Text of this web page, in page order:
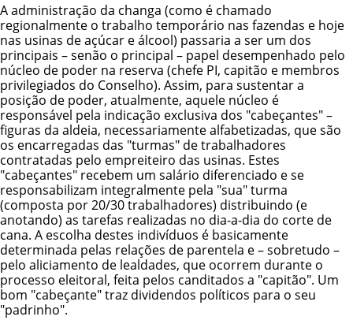
A administração da changa (como é chamado
regionalmente o trabalho temporário nas fazendas e hoje
nas usinas de açúcar e álcool) passaria a ser um dos
principais – senão o principal – papel desempenhado pelo
núcleo de poder na reserva (chefe PI, capitão e membros
privilegiados do Conselho). Assim, para sustentar a
posição de poder, atualmente, aquele núcleo é
responsável pela indicação exclusiva dos "cabeçantes" –
figuras da aldeia, necessariamente alfabetizadas, que são
os encarregadas das "turmas" de trabalhadores
contratadas pelo empreiteiro das usinas. Estes
"cabeçantes" recebem um salário diferenciado e se
responsabilizam integralmente pela "sua" turma
(composta por 20/30 trabalhadores) distribuindo (e
anotando) as tarefas realizadas no dia-a-dia do corte de
cana. A escolha destes indivíduos é basicamente
determinada pelas relações de parentela e – sobretudo –
pelo aliciamento de lealdades, que ocorrem durante o
processo eleitoral, feita pelos canditados a "capitão". Um
bom "cabeçante" traz dividendos políticos para o seu
"padrinho".